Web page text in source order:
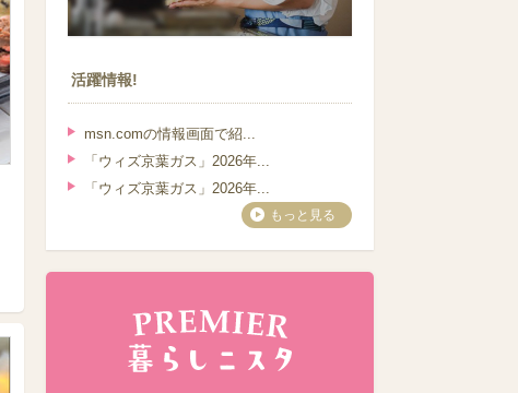
活躍情報!
msn.comの情報画面で紹...
「ウィズ京葉ガス」2026年...
「ウィズ京葉ガス」2026年...
もっと見る